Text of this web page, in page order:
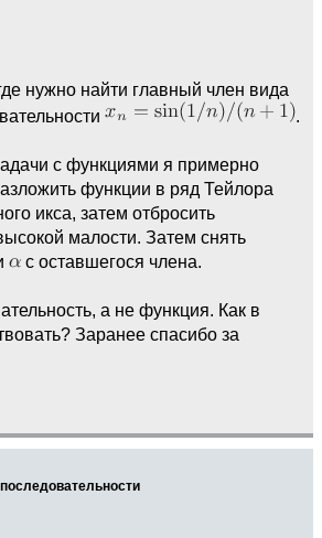
нужно найти главный член вида
.
с функциями я примерно
функции в ряд Тейлора
икса, затем отбросить
малости. Затем снять
с оставшегося члена.
а не функция. Как в
Заранее спасибо за